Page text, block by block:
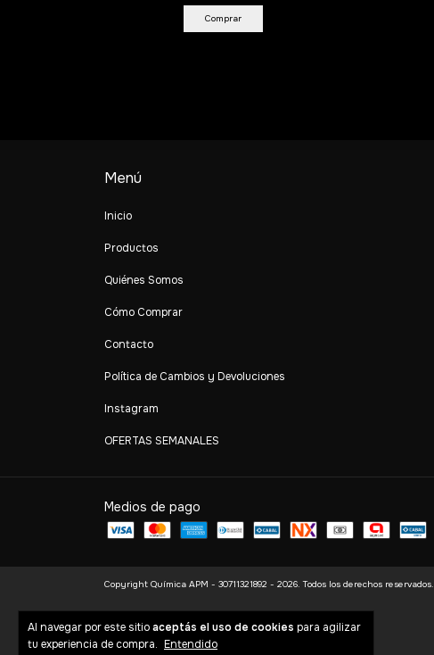
Al navegar por este sitioaceptás el uso de cookies para agilizar
tu experiencia de compra. Entendido
Menú
Inicio
Productos
Quiénes Somos
Cómo Comprar
Contacto
Política de Cambios y Devoluciones
Instagram
OFERTAS SEMANALES
Medios de pago
Copyright Química APM - 30711321892 - 2026. Todos los derechos reservados.